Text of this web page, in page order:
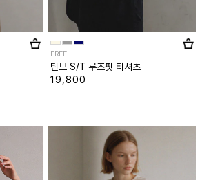
FREE
틴브 S/T 루즈핏 티셔츠
19,800